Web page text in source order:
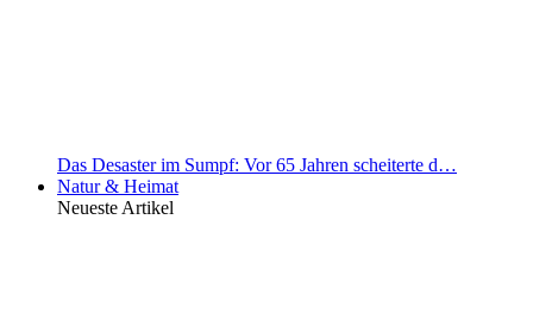
Das Desaster im Sumpf: Vor 65 Jahren scheiterte d…
Natur & Heimat
Neueste Artikel